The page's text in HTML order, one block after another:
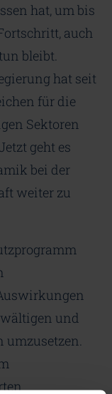
hat, um bis
auch
bleibt.
hat seit
für die
Sektoren
geht es
bei der
weiter zu
und